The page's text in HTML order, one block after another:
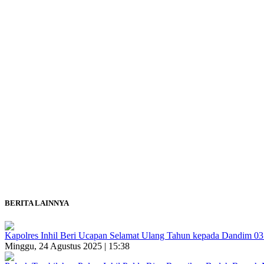
BERITA LAINNYA
Kapolres Inhil Beri Ucapan Selamat Ulang Tahun kepada Dandim
Minggu, 24 Agustus 2025 | 15:38